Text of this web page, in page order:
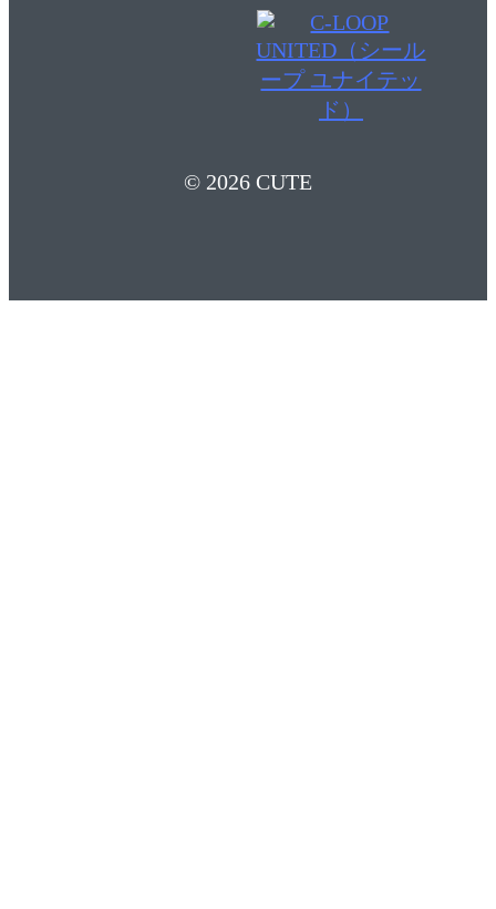
© 2026 CUTE